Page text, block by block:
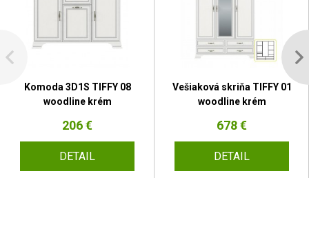
Komoda 3D1S TIFFY 08
woodline krém
206 €
DETAIL
Vešiaková skriňa TIFFY 01
woodline krém
678 €
DETAIL